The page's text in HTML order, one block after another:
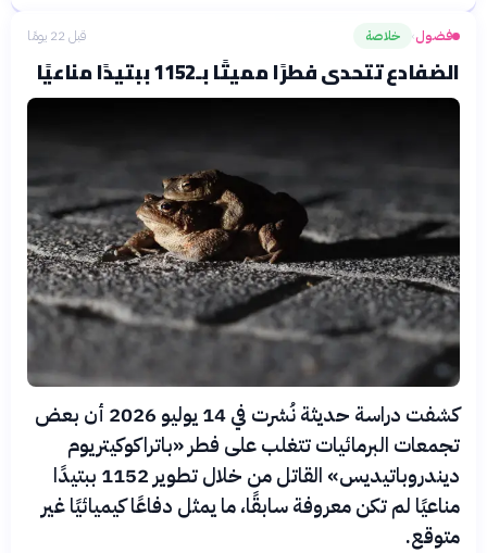
فضول› خلاصة قبل 22 يومًا
الضفادع تتحدى فطرًا مميتًا بـ1152 ببتيدًا مناعيًا
كشفت دراسة حديثة نُشرت في 14 يوليو 2026 أن بعض
تجمعات البرمائيات تتغلب على فطر «باتراكوكيتريوم
ديندروباتيديس» القاتل من خلال تطوير 1152 ببتيدًا
مناعيًا لم تكن معروفة سابقًا، ما يمثل دفاعًا كيميائيًا غير
متوقع.